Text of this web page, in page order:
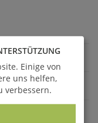
Einige von
uns helfen,
verbessern.